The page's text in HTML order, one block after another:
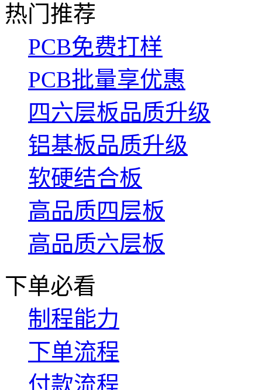
热门推荐
PCB免费打样
PCB批量享优惠
四六层板品质升级
铝基板品质升级
软硬结合板
高品质四层板
高品质六层板
下单必看
制程能力
下单流程
付款流程